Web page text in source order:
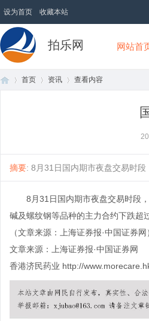
设为首页 收藏本站
拍乐网 网站首
首页 资讯 查看内容
摘要: 8月31日国内期市夜盘交易时
8月31日国内期市夜盘交易时段，
碱及螺纹钢等品种的主力合约下跌超
（文章来源：上海证券报·中国证券网
文章来源：上海证券报·中国证券网
香港济民药业 http://